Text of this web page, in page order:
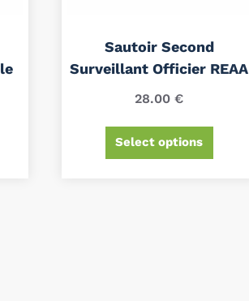
Sautoir Second
Surveillant Officier REAA
28.00€
Select options